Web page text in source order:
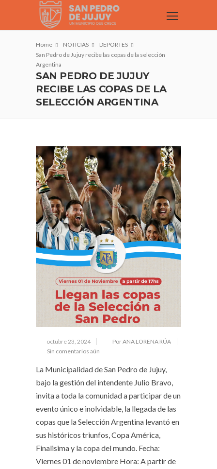
Home NOTICIAS
DEPORTES
San Pedro de Jujuy recibe las copas de la selección
Argentina
SAN PEDRO DE JUJUY
RECIBE LAS COPAS DE LA
SELECCIÓN ARGENTINA
octubre 23, 2024
Por ANA LORENA RÚA
Sin comentarios aún
La Municipalidad de San Pedro de Jujuy,
bajo la gestión del intendente Julio Bravo,
invita a toda la comunidad a participar de un
evento único e inolvidable, la llegada de las
copas que la Selección Argentina levantó en
sus históricos triunfos, Copa América,
Finalisima y la copa del mundo. Fecha:
Viernes 01 de noviembre Hora: A partir de